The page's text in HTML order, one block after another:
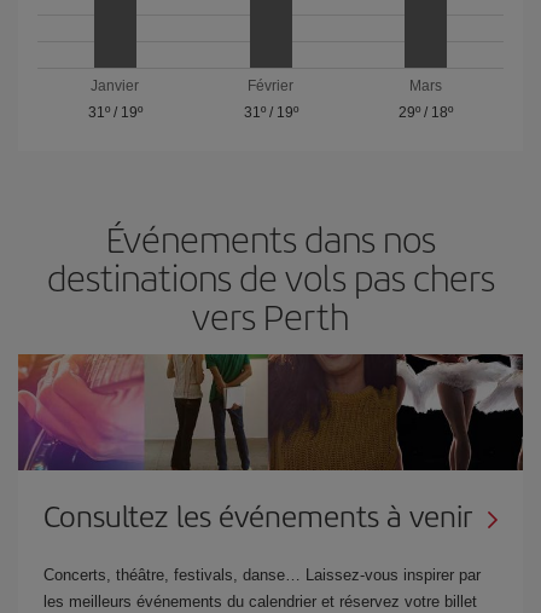
Janvier
31º/ 19º
Février
31º/ 19º
Mars
29º / 18º
Événements dans nos
destinations de vols pas chers
vers Perth
Consultez les événements à venir
Concerts, théâtre, festivals, danse… Laissez-vous inspirer par
les meilleurs événements du calendrier et réservez votre billet